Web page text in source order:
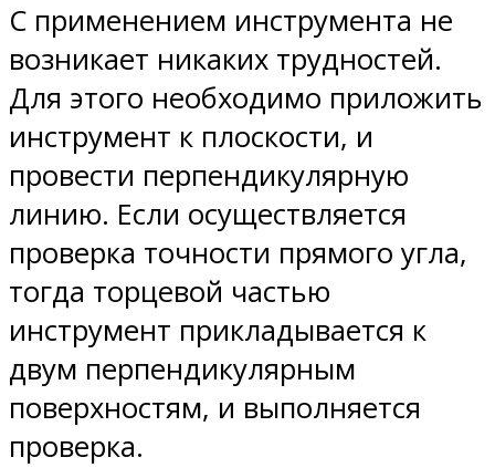
С применением инструмента не
возникает никаких трудностей.
Для этого необходимо приложить
инструмент к плоскости, и
провести перпендикулярную
линию. Если осуществляется
проверка точности прямого угла,
тогда торцевой частью
инструмент прикладывается к
двум перпендикулярным
поверхностям, и выполняется
проверка.